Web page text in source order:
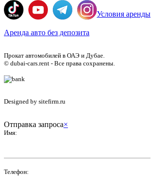
Условия аренды
Аренда авто без депозита
Прокат автомобилей в ОАЭ и Дубае.
© dubai-cars.rent - Все права сохранены.
Designed by sitefirm.ru
Отправка запроса×
Имя:
Телефон: